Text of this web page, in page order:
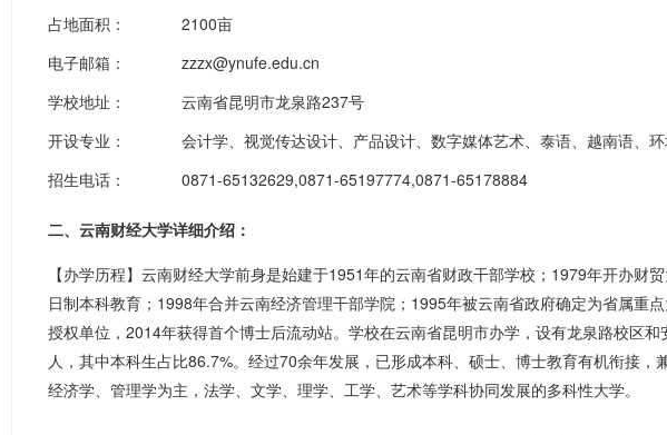
占地面积：
2100亩
电子邮箱：
zzzx@ynufe.edu.cn
学校地址：
云南省昆明市龙泉路237号
开设专业：
会计学、视觉传达设计、产品设计、数字媒体艺术、泰语、越南语、
招生电话：
0871-65132629,0871-65197774,0871-65178884
二、云南财经大学详细介绍：
【办学历程】云南财经大学前身是始建于1951年的云南省财政干部学校；1979年开办财
日制本科教育；1998年合并云南经济管理干部学院；1995年被云南省政府确定为省属重
授权单位，2014年获得首个博士后流动站。学校在云南省昆明市办学，设有龙泉路校区
人，其中本科生占比86.7%。经过70余年发展，已形成本科、硕士、博士教育有机衔接
经济学、管理学为主，法学、文学、理学、工学、艺术等学科协同发展的多科性大学。